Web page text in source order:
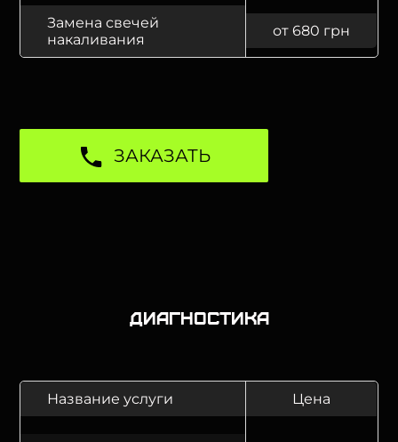
Замена свечей
накаливания
от 680 грн
ЗАКАЗАТЬ
Диагностика
Название услуги Цена